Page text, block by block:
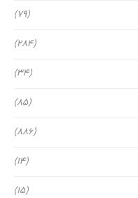
(79)
(284)
(34)
(85)
(886)
(14)
(15)